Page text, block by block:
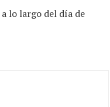
lo largo del día de